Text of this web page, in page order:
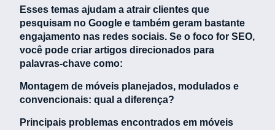
Esses temas ajudam a atrair clientes que
pesquisam no Google e também geram bastante
engajamento nas redes sociais. Se o foco for SEO,
você pode criar artigos direcionados para
palavras-chave como:
Montagem de móveis planejados, modulados e
convencionais: qual a diferença?
Principais problemas encontrados em móveis